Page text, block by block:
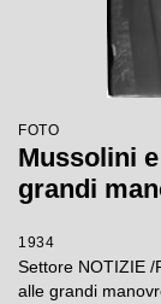
FOTO
Mussolini
grandi
1934
Settore NOTIZIE /
alle grandi